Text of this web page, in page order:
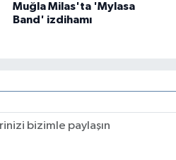
Muğla Milas'ta 'Mylasa
Band' izdihamı